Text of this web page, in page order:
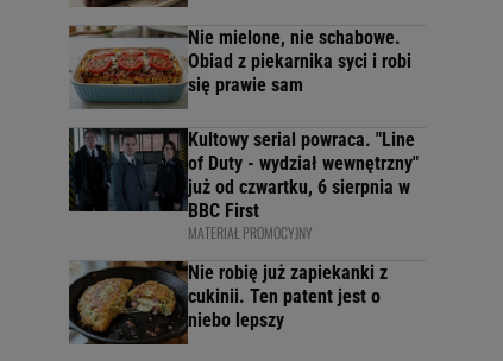
Nie mielone, nie schabowe.
Obiad z piekarnika syci i robi
się prawie sam
Kultowy serial powraca. "Line
of Duty - wydział wewnętrzny"
już od czwartku, 6 sierpnia w
BBC First
MATERIAŁ PROMOCYJNY
Nie robię już zapiekanki z
cukinii. Ten patent jest o
niebo lepszy